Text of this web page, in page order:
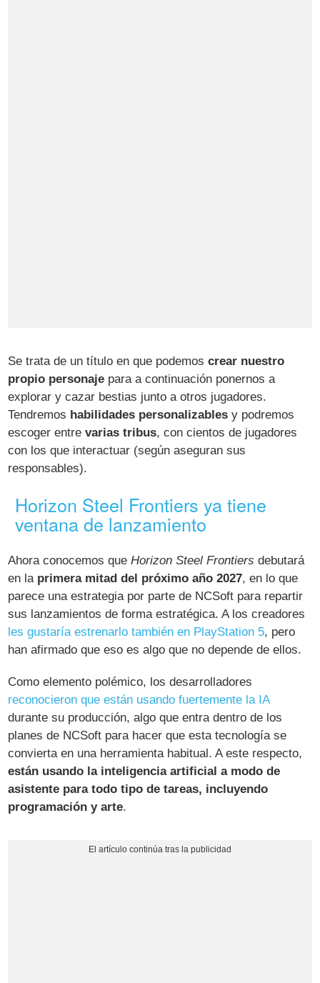
Se trata de un título en que podemoscrear nuestro
propio personaje para a continuación ponernos a
explorar y cazar bestias junto a otros jugadores.
Tendremos habilidades personalizables y podremos
escoger entrevarias tribus, con cientos de jugadores
con los que interactuar (según aseguran sus
responsables).
Horizon Steel Frontiers ya tiene
ventana de lanzamiento
Ahora conocemos queHorizon Steel Frontiers debutará
en la primera mitad del próximo año 2027, en lo que
parece una estrategia por parte de NCSoft para repartir
sus lanzamientos de forma estratégica. A los creadores
les gustaría estrenarlo también en PlayStation 5, pero
han afirmado que eso es algo que no depende de ellos.
Como elemento polémico, los desarrolladores
reconocieron que están usando fuertemente la IA
durante su producción, algo que entra dentro de los
planes de NCSoft para hacer que esta tecnología se
convierta en una herramienta habitual. A este respecto,
están usando la inteligencia artificial a modo de
asistente para todo tipo de tareas, incluyendo
programación y arte.